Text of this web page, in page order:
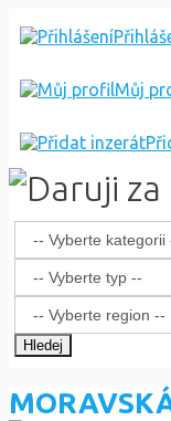
Můj
Hledej